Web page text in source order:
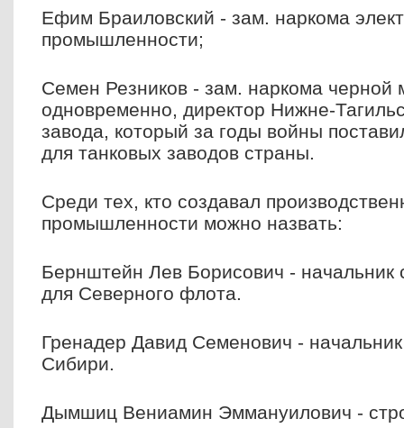
Ефим Браиловский - зам. наркома
промышленности;
Семен Резников - зам. наркома черной
одновременно, директор Нижне-
завода, который за годы войны
для танковых заводов страны.
Среди тех, кто создавал
промышленности можно назвать:
Бернштейн Лев Борисович - начальник
для Северного флота.
Гренадер Давид Семенович -
Сибири.
Дымшиц Вениамин Эммануилович -